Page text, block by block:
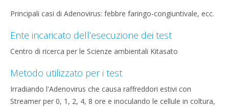
Principali casi di Adenovirus: febbre faringo-congiuntivale, ecc.
Ente incaricato dell’esecuzione dei test
Centro di ricerca per le Scienze ambientali Kitasato
Metodo utilizzato per i test
Irradiando l'Adenovirus che causa raffreddori estivi con
Streamer per 0, 1, 2, 4, 8 ore e inoculando le cellule in coltura,